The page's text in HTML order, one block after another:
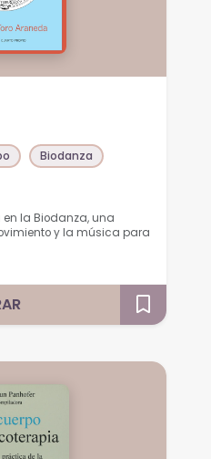
Biodanza
la Biodanza, una
y la música para